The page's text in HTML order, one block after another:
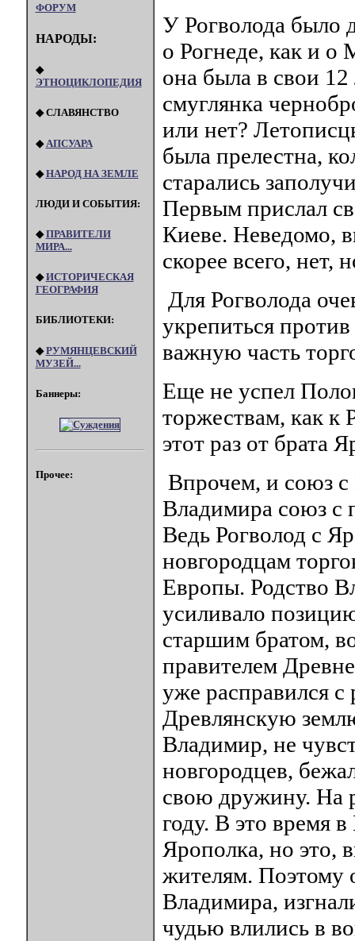
ФОРУМ
НАРОДЫ:
◆
ЭТНОЦИКЛОПЕДИЯ
◆ СЛАВЯНСТВО
◆ АПСУАРА
◆НАРОД НА ЗЕМЛЕ
ЛЮДИ И СОБЫТИЯ:
◆ПРАВИТЕЛИ
МИРА...
◆ИСТОРИЧЕСКАЯ
ГЕОГРАФИЯ
БИБЛИОТЕКИ:
◆РУМЯНЦЕВСКИЙ
МУЗЕЙ...
Баннеры:
Прочее:
У Рогволода было
о Рогнеде, как и о
она была в свои 12
смуглянка
или нет?
была прелестна,
старались
Первым прислал
Киеве. Неведомо,
скорее всего, нет,
Для Рогволода
укрепиться
важную часть
Еще не успел
торжествам, как к
этот раз от брата
Впрочем, и союз с
Владимира союз с
Ведь Рогволод с
новгородцам
Европы. Родство
усиливало
старшим братом,
правителем
уже расправился
Древлянскую
Владимир, не
новгородцев,
свою дружину. На
году. В это время
Ярополка, но это,
жителям. Поэтому
Владимира,
чудью влились в